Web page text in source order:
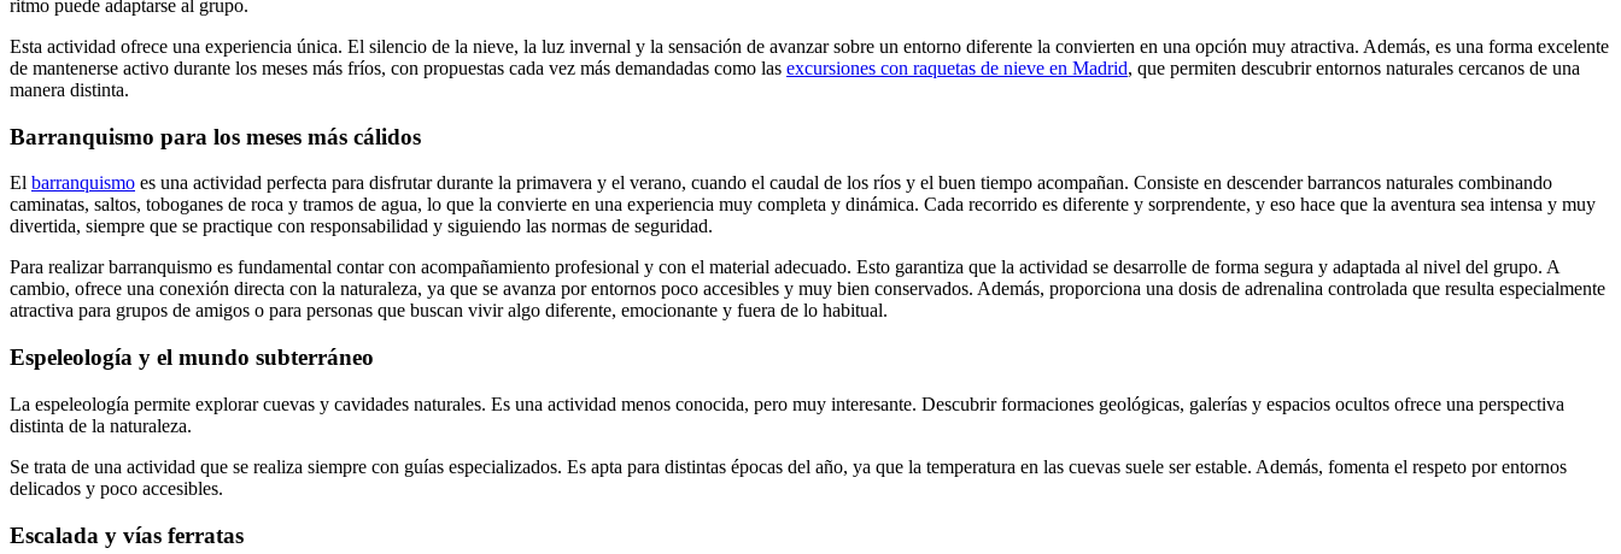
ritmo puede adaptarse al grupo.
Esta actividad ofrece una experiencia única. El silencio de la nieve, la luz invernal y la sensación de avanzar sobre un entorno diferente la convierten en una opción muy atractiva. Además, es una forma excelente
de mantenerse activo durante los meses más fríos, con propuestas cada vez más demandadas como las excursiones con raquetas de nieve en Madrid, que permiten descubrir entornos naturales cercanos de una
manera distinta.
Barranquismo para los meses más cálidos
El barranquismo es una actividad perfecta para disfrutar durante la primavera y el verano, cuando el caudal de los ríos y el buen tiempo acompañan. Consiste en descender barrancos naturales combinando
caminatas, saltos, toboganes de roca y tramos de agua, lo que la convierte en una experiencia muy completa y dinámica. Cada recorrido es diferente y sorprendente, y eso hace que la aventura sea intensa y muy
divertida, siempre que se practique con responsabilidad y siguiendo las normas de seguridad.
Para realizar barranquismo es fundamental contar con acompañamiento profesional y con el material adecuado. Esto garantiza que la actividad se desarrolle de forma segura y adaptada al nivel del grupo. A
cambio, ofrece una conexión directa con la naturaleza, ya que se avanza por entornos poco accesibles y muy bien conservados. Además, proporciona una dosis de adrenalina controlada que resulta especialmente
atractiva para grupos de amigos o para personas que buscan vivir algo diferente, emocionante y fuera de lo habitual.
Espeleología y el mundo subterráneo
La espeleología permite explorar cuevas y cavidades naturales. Es una actividad menos conocida, pero muy interesante. Descubrir formaciones geológicas, galerías y espacios ocultos ofrece una perspectiva
distinta de la naturaleza.
Se trata de una actividad que se realiza siempre con guías especializados. Es apta para distintas épocas del año, ya que la temperatura en las cuevas suele ser estable. Además, fomenta el respeto por entornos
delicados y poco accesibles.
Escalada y vías ferratas